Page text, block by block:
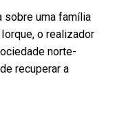
sobre uma família
o realizador
norte-
recuperar a